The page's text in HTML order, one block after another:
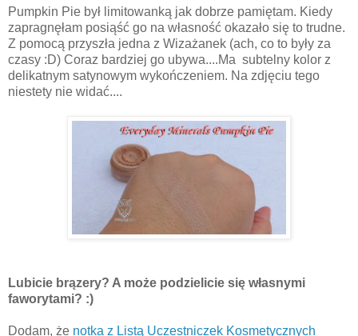
Pumpkin Pie był limitowanką jak dobrze pamiętam. Kiedy
zapragnęłam posiąść go na własność okazało się to trudne.
Z pomocą przyszła jedna z Wizażanek (ach, co to były za
czasy :D) Coraz bardziej go ubywa....Ma subtelny kolor z
delikatnym satynowym wykończeniem. Na zdjęciu tego
niestety nie widać....
Lubicie brązery? A może podzielicie się własnymi
faworytami? :)
Dodam, że notka z Listą Uczestniczek Kosmetycznych